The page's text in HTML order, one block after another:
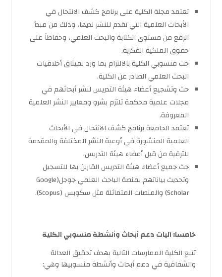
تعتمد مجلة الكلية على برنامج كشف الانتحال في
الأبحاث العلمية التي تقدم للنشر لديها، وذلك من مبدأ
الرفع من مستوى الكتابة والبحث العلمي، وحفاظاً على
حقوق الملكية الفكرية.
حث منسوبي الكلية بالالتزام بما ورد بميثاق أخلاقيات
البحث العلمي الصادر عن الكلية.
حث وتشجيع أعضاء هيئة التدريس لنشر أبحاثهم في
مجلات علمية محكمة تلتزم بشرو ومعايير النشر العلمية
المعروفة.
تعتمد الجامعة برنامج كشف الانتحال في الأبحاث
العلمية المنشورة في أوعية النشر المختلفة والمقدمة
للترقية من قبل أعضاء هيئة التدريس.
حث جميع أعضاء هيئة التدريس القارين بها للتسجيل
وتحديث بياناتهم بمنصة الباحث العلمي جوجل(Google
Scholar) والمنصات المتماثلة مثل سكوبس (Scopus).
خامسا: آليات دعم أبحاث وأنشطة منسوبي الكلية
تتبع الكلية الممارسات التالية بهدف تحقيق العدالة
والشفافية في دعم أبحاث وأنشطة منسوبيها وهي: